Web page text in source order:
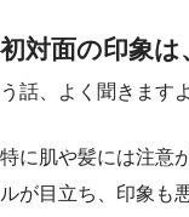
初対面の印象
う話、よく聞きます
特に肌や髪には注意
ルが目立ち、印象も